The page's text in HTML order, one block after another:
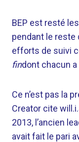
BEP est resté
pendant le reste
efforts de suivi
findont chacun
Ce n’est pas la
Creator cite
2013, l’ancien
avait fait le pari